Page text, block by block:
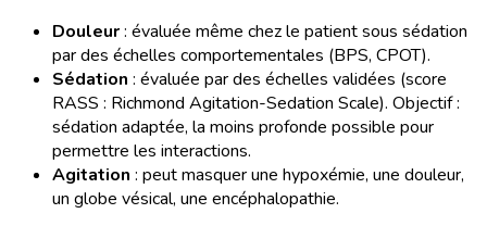
Douleur: évaluée même chez le patient sous sédation
par des échelles comportementales (BPS, CPOT).
Sédation : évaluée par des échelles validées (score
RASS : Richmond Agitation-Sedation Scale). Objectif :
sédation adaptée, la moins profonde possible pour
permettre les interactions.
Agitation : peut masquer une hypoxémie, une douleur,
un globe vésical, une encéphalopathie.